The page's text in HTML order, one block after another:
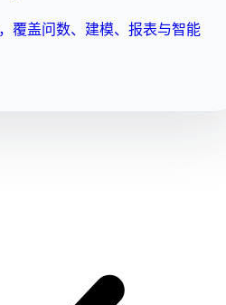
覆盖问数、建模、报表与智能